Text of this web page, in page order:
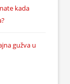
kada
gužva u